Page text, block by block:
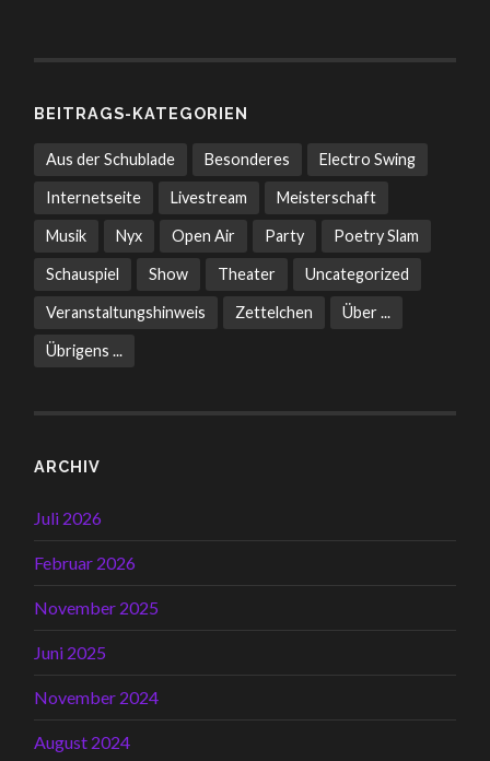
BEITRAGS-KATEGORIEN
Aus der Schublade Besonderes Electro Swing
Internetseite Livestream Meisterschaft
Musik Nyx Open Air Party Poetry Slam
Schauspiel Show Theater Uncategorized
Veranstaltungshinweis Zettelchen Über ...
Übrigens ...
ARCHIV
Juli 2026
Februar 2026
November 2025
Juni 2025
November 2024
August 2024